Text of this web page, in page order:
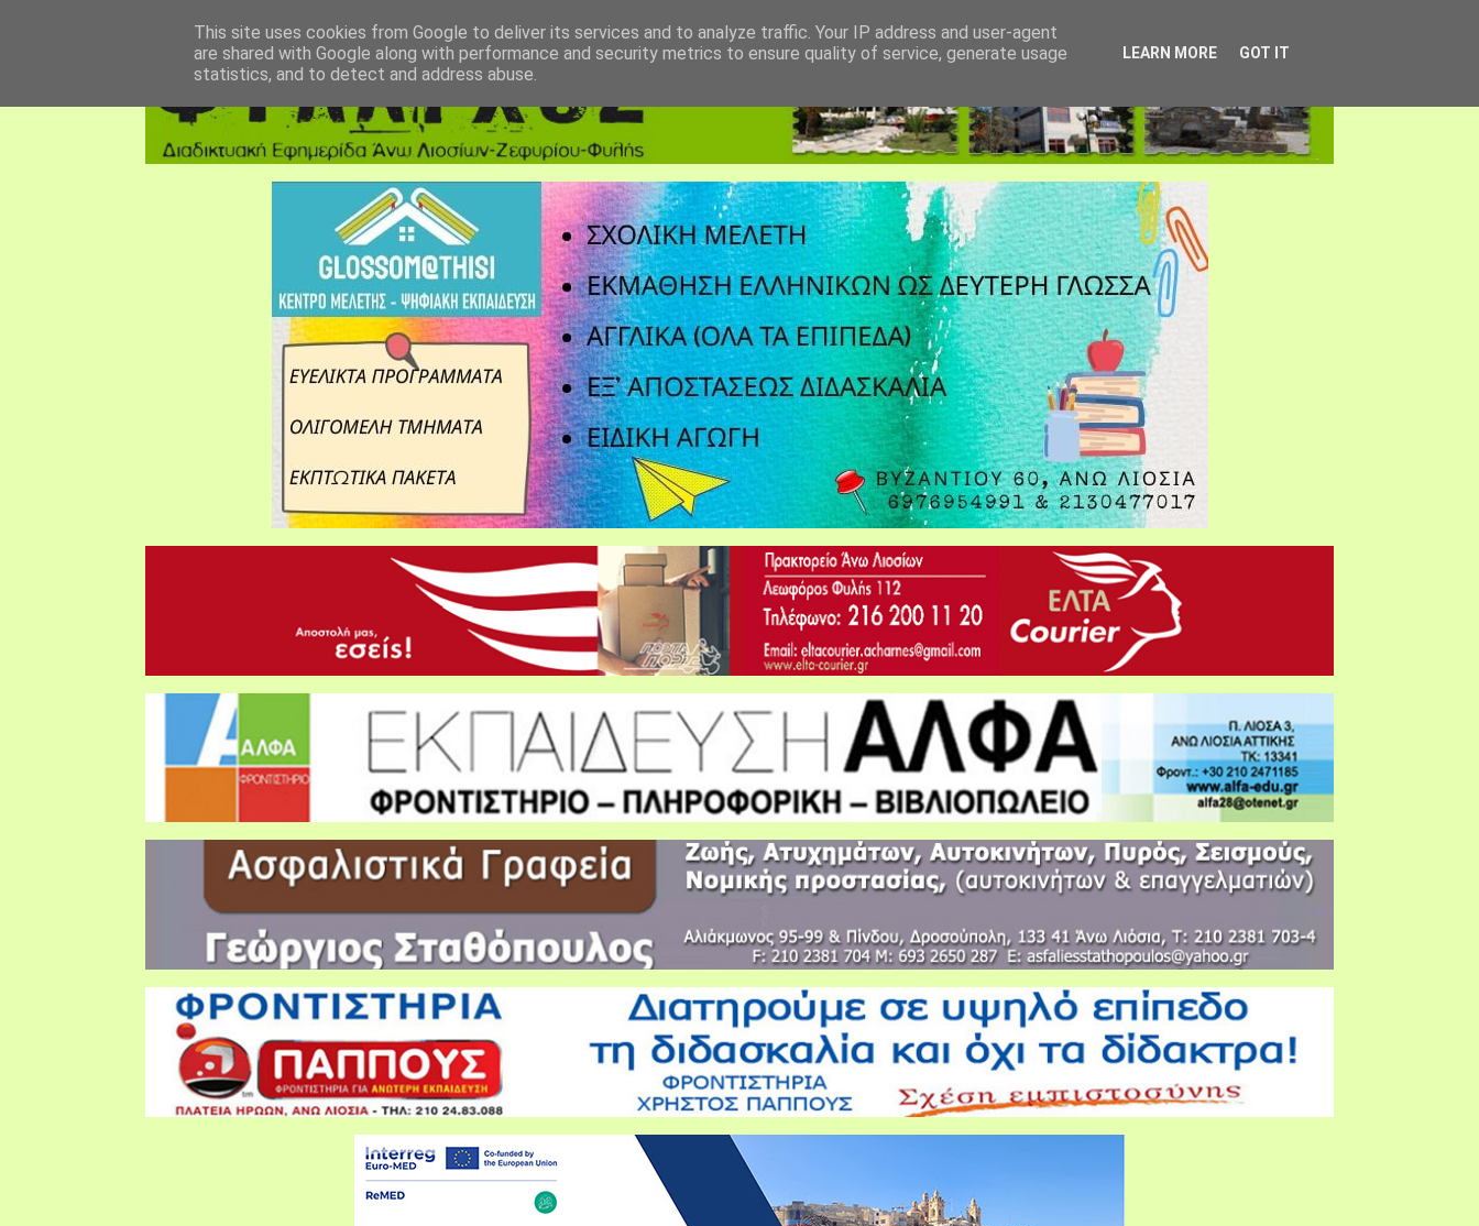
This site uses cookies from Google to deliver its services and to analyze traffic. Your IP address and user-agent
are shared with Google along with performance and security metrics to ensure quality of service, generate usage
statistics, and to detect and address abuse.
LEARN MORE GOT IT